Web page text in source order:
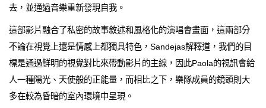
去，並通過音樂重新發現自我。
這部影片融合了私密的故事敘述和風格化的演唱會畫面，這兩部分
不論在視覺上還是情感上都獨具特色，Sandejas解釋道，我們的目
標是通過鮮明的視覺對比來帶動影片的主線，因此Paola的視訊會給
人一種陽光、天使般的正能量，而相比之下，樂隊成員的鏡頭則大
多在較為昏暗的室內環境中呈現。